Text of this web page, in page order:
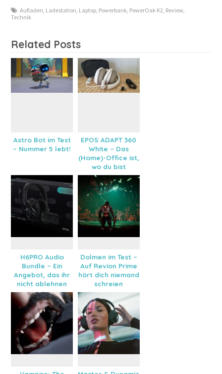
Aufladen, Ladestation, Laptop, Powerbank, PowerOak K2, Review,
Technik
Related Posts
Astro Bot im Test
– Nummer 5 lebt!
EPOS ADAPT 360
White – Das
(Home)-Office ist,
wo du bist
H6PRO Audio
Bundle – Ein
Angebot, das ihr
nicht ablehnen
könnt
Dolmen im Test –
Auf Revion Prime
hört dich niemand
schreien